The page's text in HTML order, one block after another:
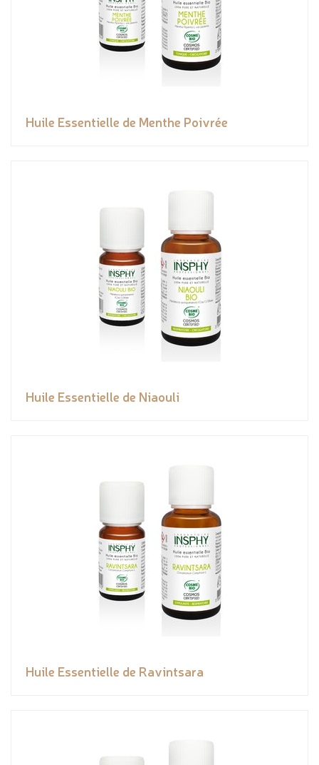
Huile Essentielle de Menthe Poivrée
Huile Essentielle de Niaouli
Huile Essentielle de Ravintsara